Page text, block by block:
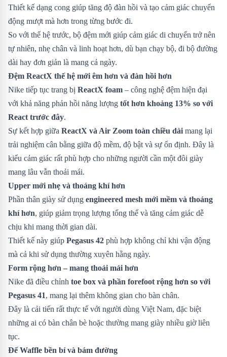
Thiết kế dạng cong giúp tăng độ đàn hồi và tạo cảm giác chuyển
động mượt mà hơn trong từng bước đi.
So với thế hệ trước, bộ đệm mới giúp cảm giác di chuyển trở nên
tự nhiên, nhẹ chân và linh hoạt hơn, dù bạn chạy bộ, đi bộ đường
dài hay đơn giản là mang cả ngày.
Đệm ReactX thế hệ mới êm hơn và đàn hồi hơn
Nike tiếp tục trang bị ReactX foam – công nghệ đệm hiện đại
với khả năng phản hồi năng lượng tốt hơn khoảng 13% so với
React trước đây.
Sự kết hợp giữa ReactX và Air Zoom toàn chiều dài mang lại
trải nghiệm cân bằng giữa độ mềm, độ bật và sự ổn định. Đây là
kiểu cảm giác rất phù hợp cho những người cần một đôi giày
mang lâu vẫn thoải mái.
Upper mới nhẹ và thoáng khí hơn
Phần thân giày sử dụng engineered mesh mới mềm và thoáng
khí hơn, giúp giảm trọng lượng tổng thể và tăng cảm giác dễ
chịu khi mang thời gian dài.
Thiết kế này giúp Pegasus 42 phù hợp không chỉ khi vận động
mà cả khi sử dụng thường xuyên hằng ngày.
Form rộng hơn – mang thoải mái hơn
Nike đã điều chỉnh toe box và phần forefoot rộng hơn so với
Pegasus 41, mang lại thêm không gian cho bàn chân.
Đây là cải tiến rất thực tế với người dùng Việt Nam, đặc biệt
những ai có bàn chân bè hoặc thường mang giày nhiều giờ liên
tục.
Đế Waffle bền bỉ và bám đường